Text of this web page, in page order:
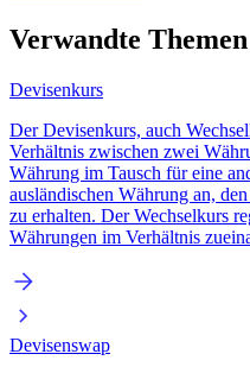
Verwandte
Devisenkurs
Der Devisenkurs, auch
Verhältnis zwischen zwei
Währung im Tausch für eine
ausländischen Währung an,
zu erhalten. Der Wechselkurs
Währungen im Verhältnis
Devisenswap